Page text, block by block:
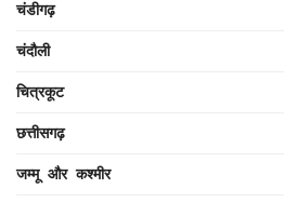
चंडीगढ़
चंदौली
चित्रकूट
छत्तीसगढ़
जम्मू और कश्मीर